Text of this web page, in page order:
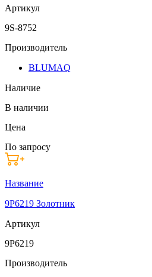
Артикул
9S-8752
Производитель
BLUMAQ
Наличие
В наличии
Цена
По запросу
Название
9P6219 Золотник
Артикул
9P6219
Производитель